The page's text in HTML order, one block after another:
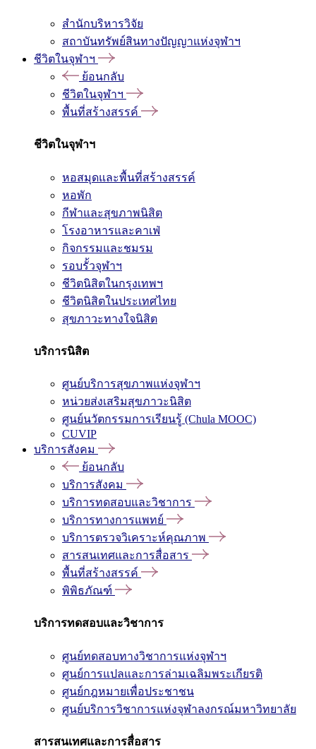
สำนักบริหารวิจัย
สถาบันทรัพย์สินทางปัญญาแห่งจุฬาฯ
ชีวิตในจุฬาฯ
ย้อนกลับ
ชีวิตในจุฬาฯ
พื้นที่สร้างสรรค์
ชีวิตในจุฬาฯ
หอสมุดและพื้นที่สร้างสรรค์
หอพัก
กีฬาและสุขภาพนิสิต
โรงอาหารและคาเฟ่
กิจกรรมและชมรม
รอบรั้วจุฬาฯ
ชีวิตนิสิตในกรุงเทพฯ
ชีวิตนิสิตในประเทศไทย
สุขภาวะทางใจนิสิต
บริการนิสิต
ศูนย์บริการสุขภาพแห่งจุฬาฯ
หน่วยส่งเสริมสุขภาวะนิสิต
ศูนย์นวัตกรรมการเรียนรู้ (Chula MOOC)
CUVIP
บริการสังคม
ย้อนกลับ
บริการสังคม
บริการทดสอบและวิชาการ
บริการทางการแพทย์
บริการตรวจวิเคราะห์คุณภาพ
สารสนเทศและการสื่อสาร
พื้นที่สร้างสรรค์
พิพิธภัณฑ์
บริการทดสอบและวิชาการ
ศูนย์ทดสอบทางวิชาการแห่งจุฬาฯ
ศูนย์การแปลและการล่ามเฉลิมพระเกียรติ
ศูนย์กฎหมายเพื่อประชาชน
ศูนย์บริการวิชาการแห่งจุฬาลงกรณ์มหาวิทยาลัย
สารสนเทศและการสื่อสาร